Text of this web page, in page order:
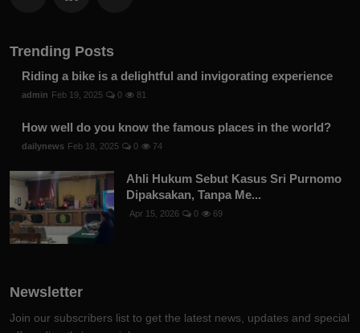
Trending Posts
Riding a bike is a delightful and invigorating experience
admin Feb 19, 2025 0 81
How well do you know the famous places in the world?
dailynews Feb 18, 2025 0 74
Ahli Hukum Sebut Kasus Sri Purnomo
Dipaksakan, Tanpa Me...
Apr 15, 2026 0 69
Newsletter
Join our subscribers list to get the latest news, updates and special